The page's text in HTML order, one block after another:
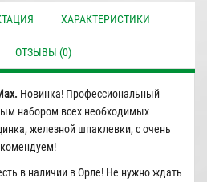
ХАРАКТЕРИСТИКИ
ОТЗЫВЫ (0)
Новинка! Профессиональный
набором всех необходимых
железной шпаклевки, с очень
в наличии в Орле! Не нужно ждать